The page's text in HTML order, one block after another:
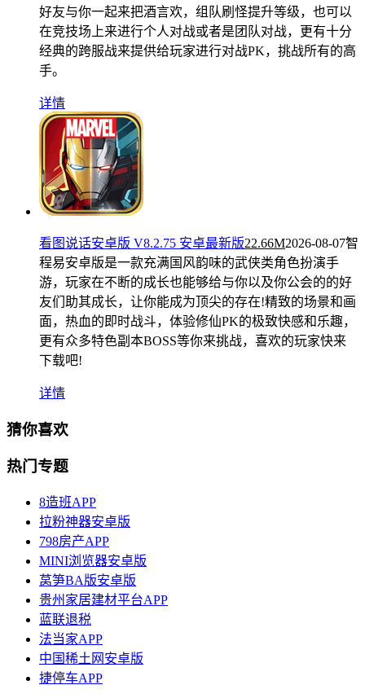
好友与你一起来把酒言欢，组队刷怪提升等级，也可以
在竞技场上来进行个人对战或者是团队对战，更有十分
经典的跨服战来提供给玩家进行对战PK，挑战所有的高
手。
详情
看图说话安卓版 V8.2.75 安卓最新版22.66M2026-08-07智
程易安卓版是一款充满国风韵味的武侠类角色扮演手
游，玩家在不断的成长也能够给与你以及你公会的的好
友们助其成长，让你能成为顶尖的存在!精致的场景和画
面，热血的即时战斗，体验修仙PK的极致快感和乐趣，
更有众多特色副本BOSS等你来挑战，喜欢的玩家快来
下载吧!
详情
猜你喜欢
热门专题
8造班APP
拉粉神器安卓版
798房产APP
MINI浏览器安卓版
莴笋BA版安卓版
贵州家居建材平台APP
蓝联退税
法当家APP
中国稀土网安卓版
捷停车APP